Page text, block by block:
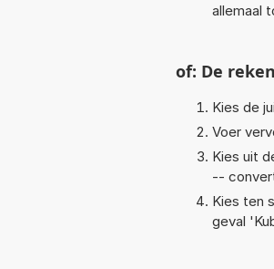
allemaal
of: De
Kies de
Voer
Kies uit
--
Kies ten
geval '